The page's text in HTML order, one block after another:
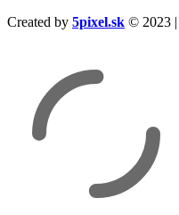
Created by 5pixel.sk © 2023 |